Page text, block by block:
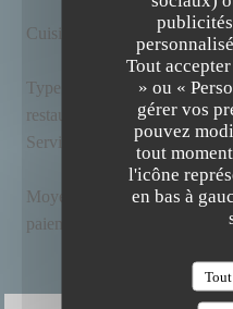
Tout
» ou «
gérer vos
pouvez
tout
l'icône
en bas à
Cuisine
Locale, Vins bio et
Produits frais
Type de
restaurant
BAR
Restaurant
Services
Wifi, Privatisation,
à mobilité réduite
Moyens de
paiement
Paiement
Eurocard/
The